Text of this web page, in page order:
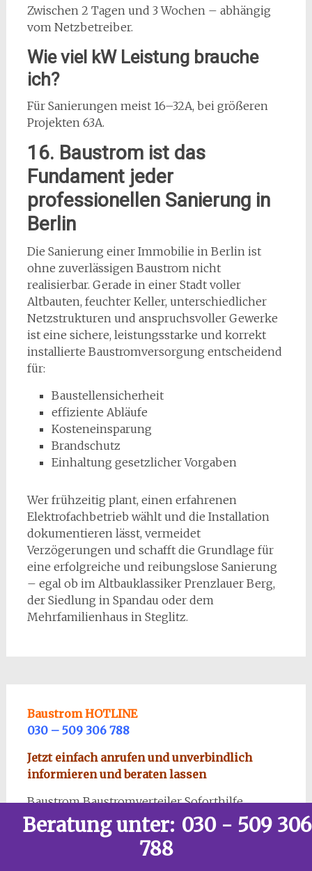
Zwischen 2 Tagen und 3 Wochen – abhängig
vom Netzbetreiber.
Wie viel kW Leistung brauche
ich?
Für Sanierungen meist 16–32A, bei größeren
Projekten 63A.
16. Baustrom ist das
Fundament jeder
professionellen Sanierung in
Berlin
Die Sanierung einer Immobilie in Berlin ist
ohne zuverlässigen Baustrom nicht
realisierbar. Gerade in einer Stadt voller
Altbauten, feuchter Keller, unterschiedlicher
Netzstrukturen und anspruchsvoller Gewerke
ist eine sichere, leistungsstarke und korrekt
installierte Baustromversorgung entscheidend
für:
Baustellensicherheit
effiziente Abläufe
Kosteneinsparung
Brandschutz
Einhaltung gesetzlicher Vorgaben
Wer frühzeitig plant, einen erfahrenen
Elektrofachbetrieb wählt und die Installation
dokumentieren lässt, vermeidet
Verzögerungen und schafft die Grundlage für
eine erfolgreiche und reibungslose Sanierung
– egal ob im Altbauklassiker Prenzlauer Berg,
der Siedlung in Spandau oder dem
Mehrfamilienhaus in Steglitz.
Baustrom HOTLINE
030 – 509 306 788
Jetzt einfach anrufen und unverbindlich
informieren und beraten lassen
Baustrom Baustromverteiler Soforthilfe
Rundum Service
Berlin & Brandenburg
Beratung unter: 030 - 509 306
788